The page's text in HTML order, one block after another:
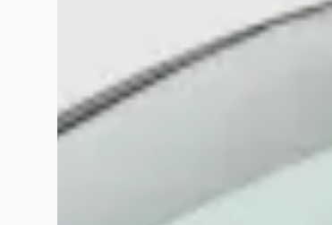
Google reviews over
Mijn ervaring met Steza Rijssen is helaas